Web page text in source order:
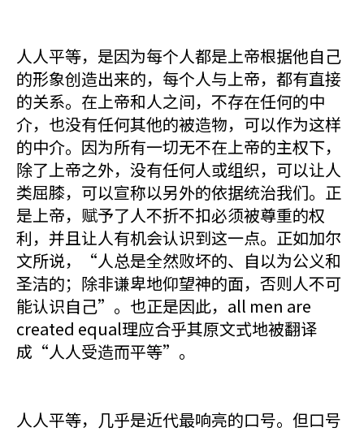
人人平等，是因为每个人都是上帝根据他自己
的形象创造出来的，每个人与上帝，都有直接
的关系。在上帝和人之间，不存在任何的中
介，也没有任何其他的被造物，可以作为这样
的中介。因为所有一切无不在上帝的主权下，
除了上帝之外，没有任何人或组织，可以让人
类屈膝，可以宣称以另外的依据统治我们。正
是上帝，赋予了人不折不扣必须被尊重的权
利，并且让人有机会认识到这一点。正如加尔
文所说，“人总是全然败坏的、自以为公义和
圣洁的；除非谦卑地仰望神的面，否则人不可
能认识自己”。也正是因此，all men are
created equal理应合乎其原文式地被翻译
成“人人受造而平等”。
人人平等，几乎是近代最响亮的口号。但口号